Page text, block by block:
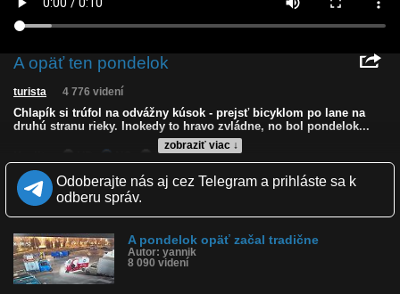
A opäť ten pondelok
zobraziť viac ↓
turista 4 776 videní
Chlapík si trúfol na odvážny kúsok - prejsť bicyklom po lane na
druhú stranu rieky. Inokedy to hravo zvládne, no bol pondelok...
LQ
Zverejnené: 25.5.2026 14:28
Páči sa: 92% (12 hlasov)
Obľúbené: 1
Komentárov: 14
Kategória: zábavné
Tagy: pondelok v práci, bicykel, bicyklom padol do rieky, spadol
do rieky, zdrbal sa s bicyklom do vody, lane, lano
História sledovanosti videa:
Odoberajte nás aj cez Telegram a prihláste sa k
odberu správ.
A pondelok opäť začal tradične
Autor: yannik
8 090 videní